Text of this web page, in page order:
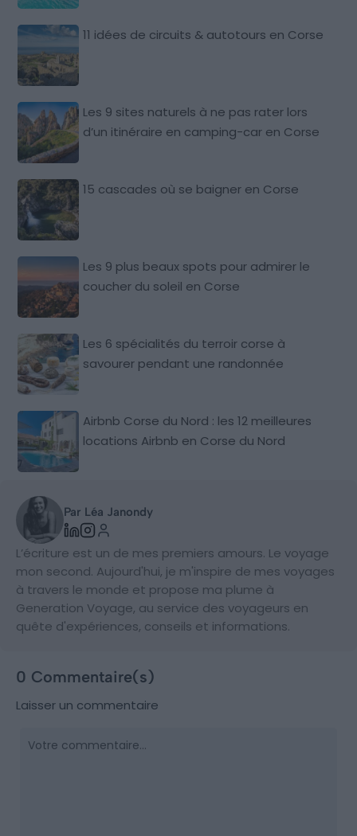
11 idées de circuits & autotours en Corse
Les 9 sites naturels à ne pas rater lors
d’un itinéraire en camping-car en Corse
15 cascades où se baigner en Corse
Les 9 plus beaux spots pour admirer le
coucher du soleil en Corse
Les 6 spécialités du terroir corse à
savourer pendant une randonnée
Airbnb Corse du Nord : les 12 meilleures
locations Airbnb en Corse du Nord
Par Léa Janondy
L’écriture est un de mes premiers amours. Le voyage
mon second. Aujourd'hui, je m'inspire de mes voyages
à travers le monde et propose ma plume à
Generation Voyage, au service des voyageurs en
quête d'expériences, conseils et informations.
0 Commentaire(s)
Laisser un commentaire